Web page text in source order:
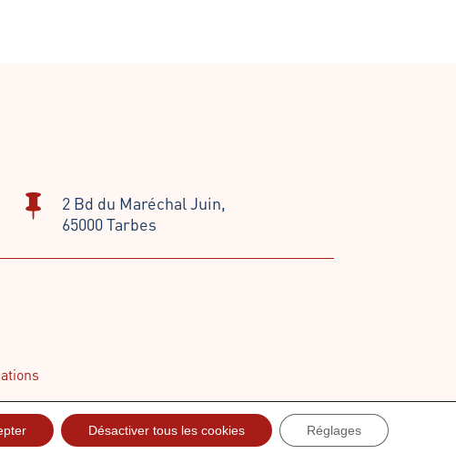

2 Bd du Maréchal Juin,
65000 Tarbes
Désactiver tous les cookies Réglages